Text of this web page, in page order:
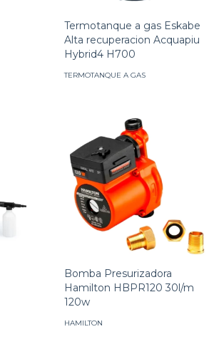
Termotanque a gas Eskabe
Alta recuperacion Acquapiu
Hybrid4 H700
TERMOTANQUE A GAS
Bomba Presurizadora
Hamilton HBPR120 30l/m
120w
HAMILTON